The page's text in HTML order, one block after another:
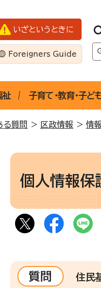
いざというときに
Foreigners Guide
祉 子育て・教育・子ど
る質問 > 区政情報 > 情
個人情報保
質問 住民